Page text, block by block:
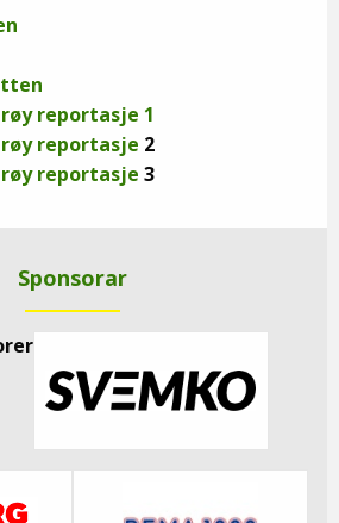
reportasje 1
reportasje 2
reportasje 3
Sponsorar